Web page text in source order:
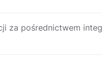
za pośrednictwem